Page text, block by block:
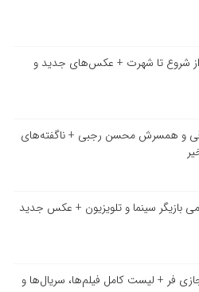
از شروع تا شهرت + عکس‌های جدید و
و همسرش محسن رجبی + ناگفته‌های
بازیگر سینما و تلویزیون + عکس جدید
فر + لیست کامل فیلم‌ها، سریال‌ها و